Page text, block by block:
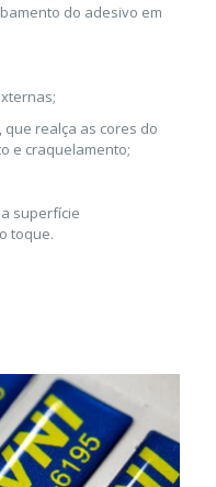
do adesivo em
realça as cores do
e craquelamento;
superfície
toque.